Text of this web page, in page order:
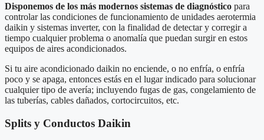
Disponemos de los más modernos sistemas de diagnóstico para
controlar las condiciones de funcionamiento de unidades aerotermia
daikin y sistemas inverter, con la finalidad de detectar y corregir a
tiempo cualquier problema o anomalía que puedan surgir en estos
equipos de aires acondicionados.
Si tu aire acondicionado daikin no enciende, o no enfría, o enfría
poco y se apaga, entonces estás en el lugar indicado para solucionar
cualquier tipo de avería; incluyendo fugas de gas, congelamiento de
las tuberías, cables dañados, cortocircuitos, etc.
Splits y Conductos Daikin